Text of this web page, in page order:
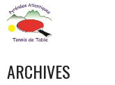
ARCHIVES